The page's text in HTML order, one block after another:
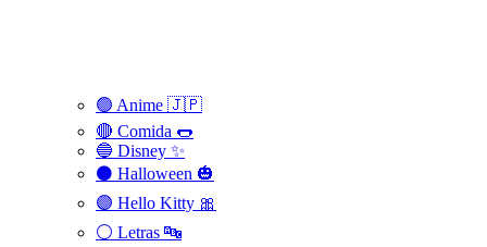
🟢 Anime 🇯🇵
🔴 Comida 🌭
🔵 Disney ✨
⚫ Halloween 🎃
🟣 Hello Kitty 🎀
⚪️ Letras 🔤